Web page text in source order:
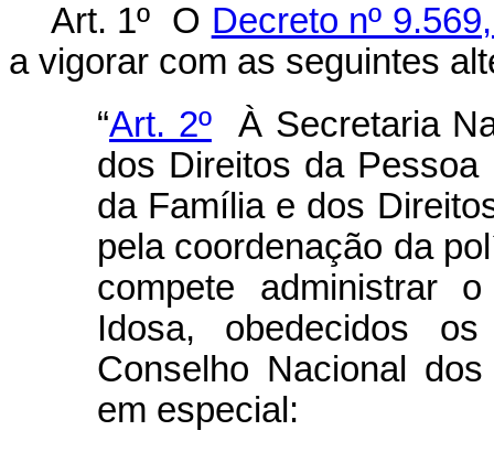
Art. 1º O Decreto nº
a vigorar com as seguintes
“Art. 2ºÀ Secretaria
dos Direitos da
da Família e dos
pela coordenação da
compete administrar
Idosa, obedecidos
Conselho Nacional
em especial: